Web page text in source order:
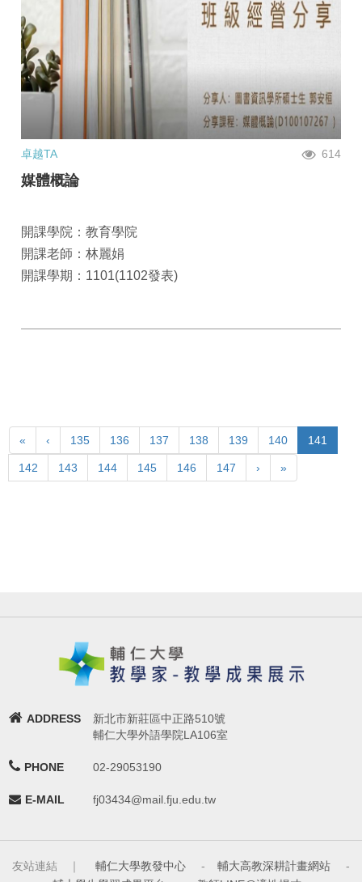
卓越TA 614
媒體概論
開課學院：教育學院
開課老師：林麗娟
開課學期：1101(1102發表)
« ‹ 135 136 137 138 139 140 141
142 143 144 145 146 147 › »
ADDRESS
新北市新莊區中正路510號
輔仁大學外語學院LA106室
PHONE 02-29053190
E-MAIL fj03434@mail.fju.edu.tw
友站連結 ｜ 輔仁大學教發中心 - 輔大高教深耕計畫網站
-